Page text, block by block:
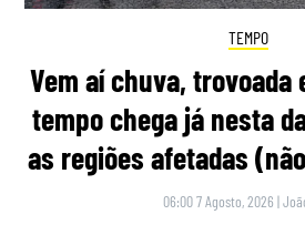
TEMPO
Vem aí chuva, trovoada
tempo chega já nesta
as regiões afetadas
06:00 7 Agosto, 2026 |